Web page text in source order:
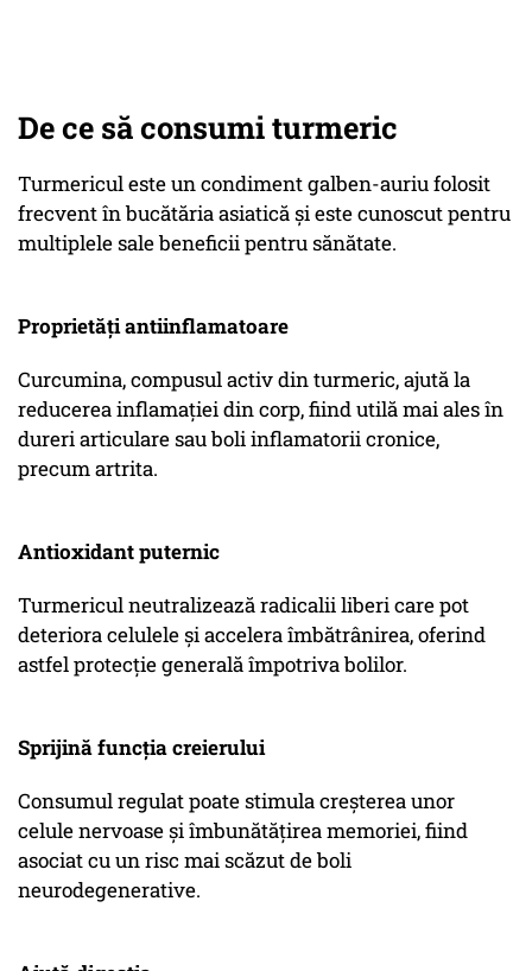
De ce să consumi turmeric
Turmericul este un condiment galben-auriu folosit
frecvent în bucătăria asiatică și este cunoscut pentru
multiplele sale beneficii pentru sănătate.
Proprietăți antiinflamatoare
Curcumina, compusul activ din turmeric, ajută la
reducerea inflamației din corp, fiind utilă mai ales în
dureri articulare sau boli inflamatorii cronice,
precum artrita.
Antioxidant puternic
Turmericul neutralizează radicalii liberi care pot
deteriora celulele și accelera îmbătrânirea, oferind
astfel protecție generală împotriva bolilor.
Sprijină funcția creierului
Consumul regulat poate stimula creșterea unor
celule nervoase și îmbunătățirea memoriei, fiind
asociat cu un risc mai scăzut de boli
neurodegenerative.